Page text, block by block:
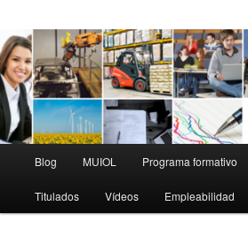
principal
Blog MUIOL Programa formativo
Titulados Vídeos Empleabilidad